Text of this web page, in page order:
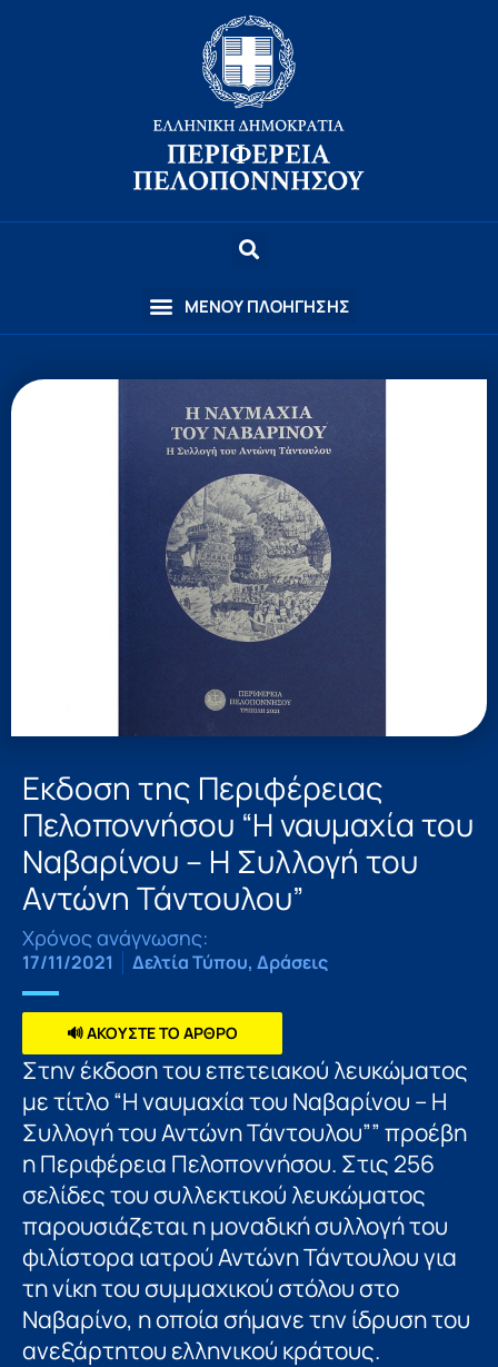
Εκδοση της Περιφέρειας
Πελοποννήσου “Η ναυμαχία του
Ναβαρίνου – Η Συλλογή του
Αντώνη Τάντουλου”
Χρόνος ανάγνωσης:
17/11/2021 Δελτία Τύπου, Δράσεις
🔊 ΑΚΟΥΣΤΕ ΤΟ ΑΡΘΡΟ
Στην έκδοση του επετειακού λευκώματος
με τίτλο “Η ναυμαχία του Ναβαρίνου – Η
Συλλογή του Αντώνη Τάντουλου”” προέβη
η Περιφέρεια Πελοποννήσου. Στις 256
σελίδες του συλλεκτικού λευκώματος
παρουσιάζεται η μοναδική συλλογή του
φιλίστορα ιατρού Αντώνη Τάντουλου για
τη νίκη του συμμαχικού στόλου στο
Ναβαρίνο, η οποία σήμανε την ίδρυση του
ανεξάρτητου ελληνικού κράτους.